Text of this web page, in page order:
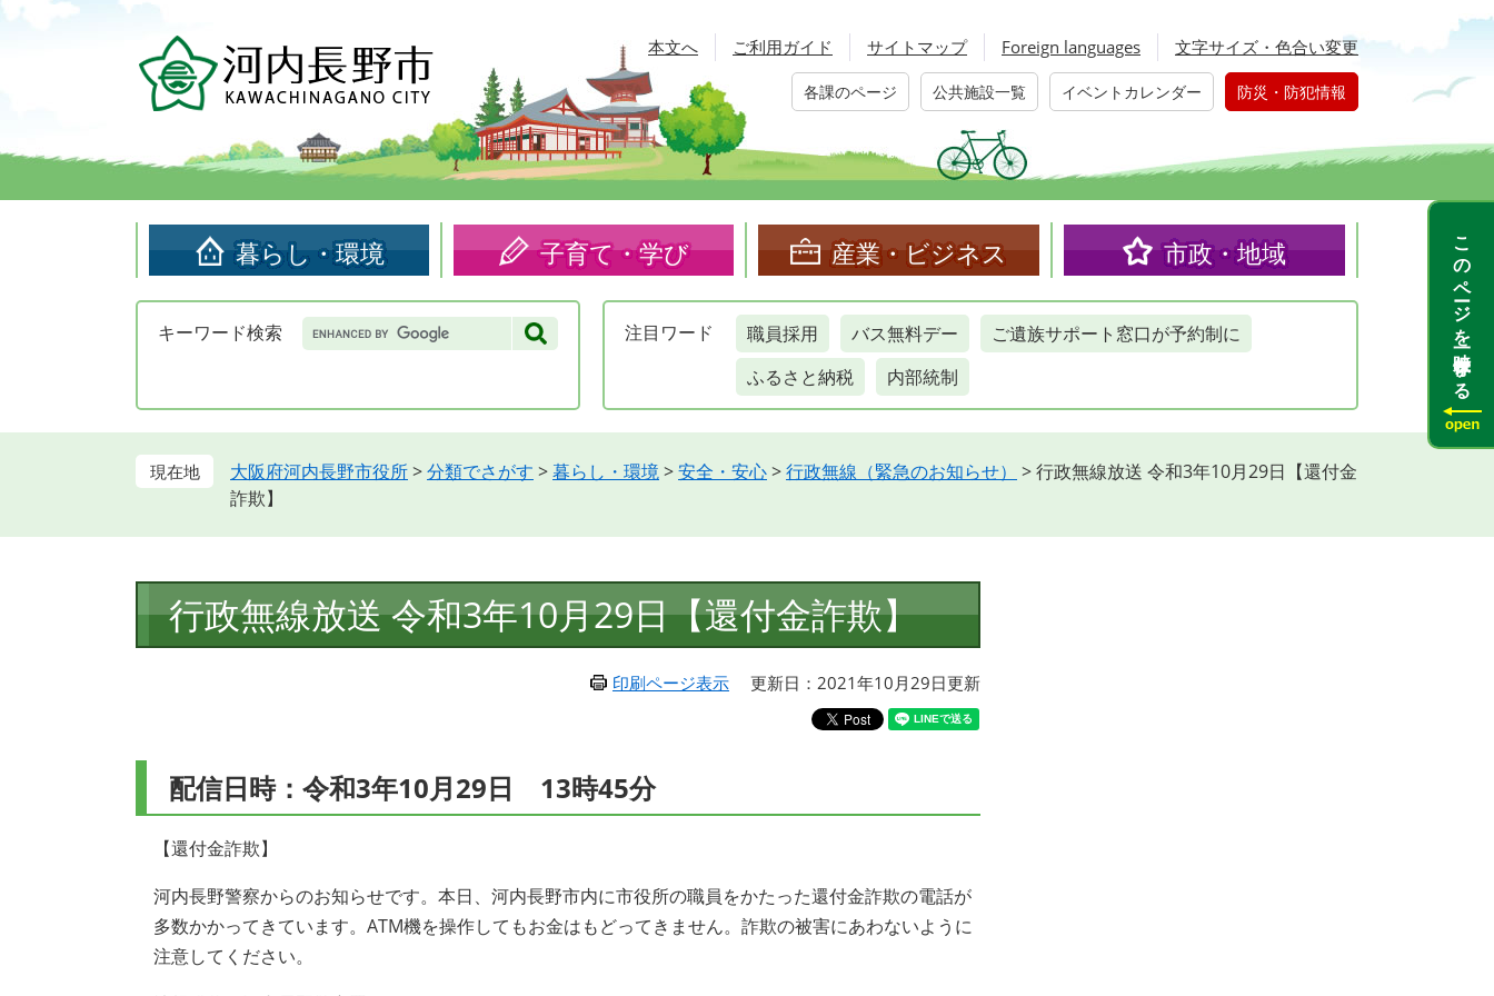
頭
す。
飛
し
本文へ ご利用ガイド サイトマップ Foreign languages 文字サイズ・色合い変更
各課のページ 公共施設一覧 イベントカレンダー 防災・防犯情報
暮らし・環境 子育て・学び 産業・ビジネス 市政・地域
キーワード検索 Google
カ
検
注目 ワード 職員採用 バス無料デー
ご遺族サポート窓口が予約制に
ふるさと納税
内部統制
大阪府河内長野市役所>分類でさがす >暮らし・環境>安全・安心>行政無線（緊急のお知らせ） >行政無線放送 令和3年10月29日【還付金
詐欺】
文
行政無線放送 令和3年10月29日【還付金詐欺】
印刷ページ表示 更新日：2021年10月29日更新
配信日時：令和3年10月29日 13時45分
【還付金詐欺】
河内長野警察からのお知らせです。本日、河内長野市内に市役所の職員をかたった還付金詐欺の電話が
多数かかってきています。ATM機を操作してもお金はもどってきません。詐欺の被害にあわないように
注意してください。
このページを一時保存する